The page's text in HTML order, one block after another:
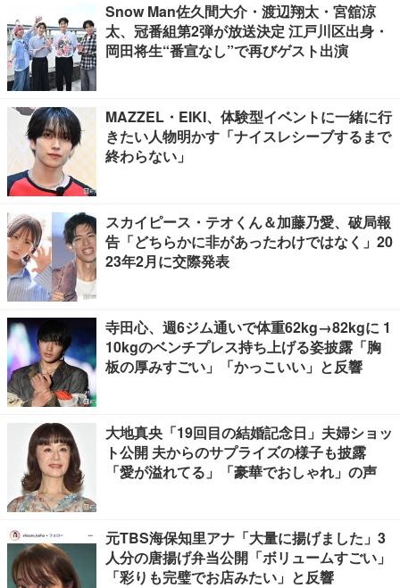
Snow Man佐久間大介・渡辺翔太・宮舘涼
太、冠番組第2弾が放送決定 江戸川区出身・
岡田将生“番宣なし”で再びゲスト出演
MAZZEL・EIKI、体験型イベントに一緒に行
きたい人物明かす「ナイスレシーブするまで
終わらない」
スカイピース・テオくん＆加藤乃愛、破局報
告「どちらかに非があったわけではなく」20
23年2月に交際発表
寺田心、週6ジム通いで体重62kg→82kgに 1
10kgのベンチプレス持ち上げる姿披露「胸
板の厚みすごい」「かっこいい」と反響
大地真央「19回目の結婚記念日」夫婦ショッ
ト公開 夫からのサプライズの様子も披露
「愛が溢れてる」「豪華でおしゃれ」の声
元TBS海保知里アナ「大量に揚げました」3
人分の唐揚げ弁当公開「ボリュームすごい」
「彩りも完璧でお店みたい」と反響